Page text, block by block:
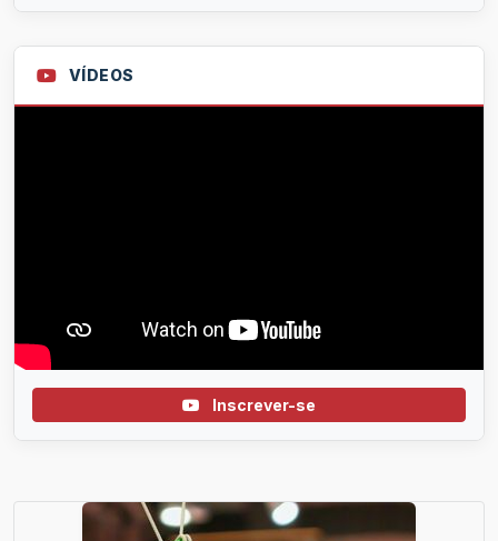
VÍDEOS
Inscrever-se